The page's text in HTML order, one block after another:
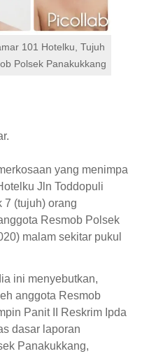
101 Hotelku, Tujuh
Polsek Panakukkang
yang menimpa
Jln Toddopuli
7 (tujuh) orang
Resmob Polsek
malam sekitar pukul
ini menyebutkan,
anggota Resmob
Panit II Reskrim Ipda
dasar laporan
Panakukkang,